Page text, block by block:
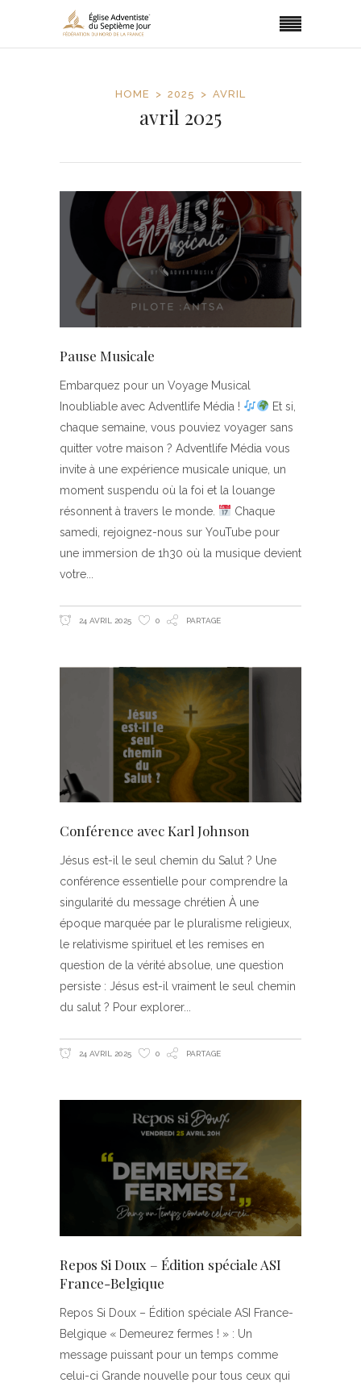
HOME 2025 AVRIL
avril 2025
Pause Musicale
Embarquez pour un Voyage Musical
Inoubliable avec Adventlife Média !
Et si,
chaque semaine, vous pouviez voyager sans
quitter votre maison ? Adventlife Média vous
invite à une expérience musicale unique, un
moment suspendu où la foi et la louange
résonnent à travers le monde.
Chaque
samedi, rejoignez-nous sur YouTube pour
une immersion de 1h30 où la musique devient
votre
24 AVRIL 2025 0 PARTAGE
Conférence avec Karl Johnson
Jésus est-il le seul chemin du Salut ? Une
conférence essentielle pour comprendre la
singularité du message chrétien À une
époque marquée par le pluralisme religieux,
le relativisme spirituel et les remises en
question de la vérité absolue, une question
persiste : Jésus est-il vraiment le seul chemin
du salut ? Pour explorer
24 AVRIL 2025 0 PARTAGE
Repos Si Doux – Édition spéciale ASI
France-Belgique
Repos Si Doux – Édition spéciale ASI France-
Belgique « Demeurez fermes ! » : Un
message puissant pour un temps comme
celui-ci Grande nouvelle pour tous ceux qui